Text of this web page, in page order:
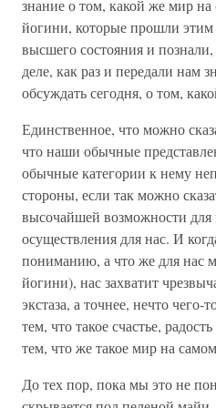
знание о том, какой же мир
йогини, которые прошли этим
высшего состояния и
деле, как раз и передали нам
обсуждать сегодня, о том,
Единственное, что можно
что наши обычные
обычные категории к нему
стороны, если так можно
высочайшей возможности
осуществления для нас. И
пониманию, а что же для нас
йогини), нас захватит
экстаза, а точнее, нечто
тем, что такое счастье,
тем, что же такое мир на
До тех пор, пока мы это не